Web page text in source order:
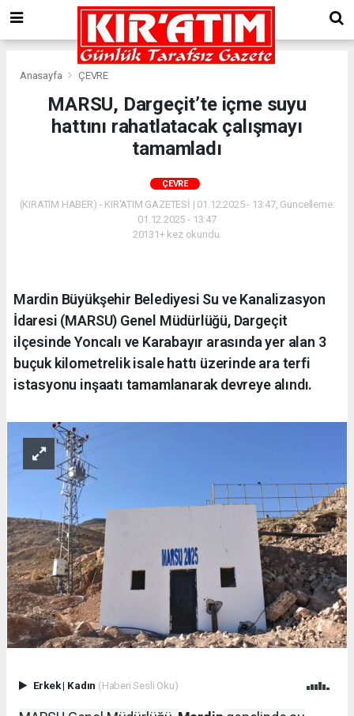
Anasayfa ÇEVRE
MARSU, Dargeçit’te içme suyu
hattını rahatlatacak çalışmayı
tamamladı
ÇEVRE
(KIRATIM HABER) - KIR'ATIM GAZETESİ | 01.12.2025 - 13:47, Güncelleme:
01.12.2025 - 13:47
20131+ kez okundu.
Mardin Büyükşehir Belediyesi Su ve Kanalizasyon
İdaresi (MARSU) Genel Müdürlüğü, Dargeçit
ilçesinde Yoncalı ve Karabayır arasında yer alan 3
buçuk kilometrelik isale hattı üzerinde ara terfi
istasyonu inşaatı tamamlanarak devreye alındı.
Erkek| Kadın (Haberi Sesli Oku)